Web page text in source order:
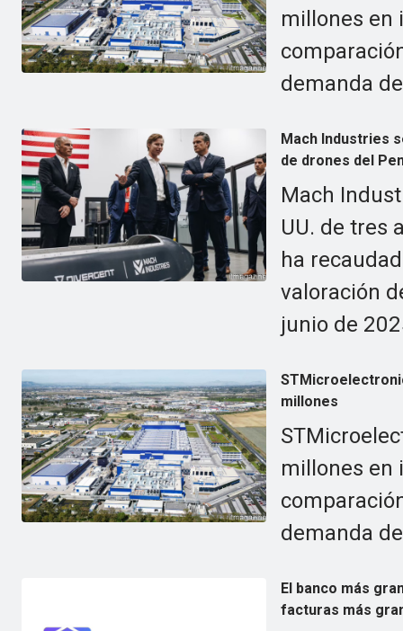
millones en
demanda
Mach Industries
de drones del
Mach
UU. de tres
ha
valoración
junio de
millones
millones en
demanda
El banco más
facturas más